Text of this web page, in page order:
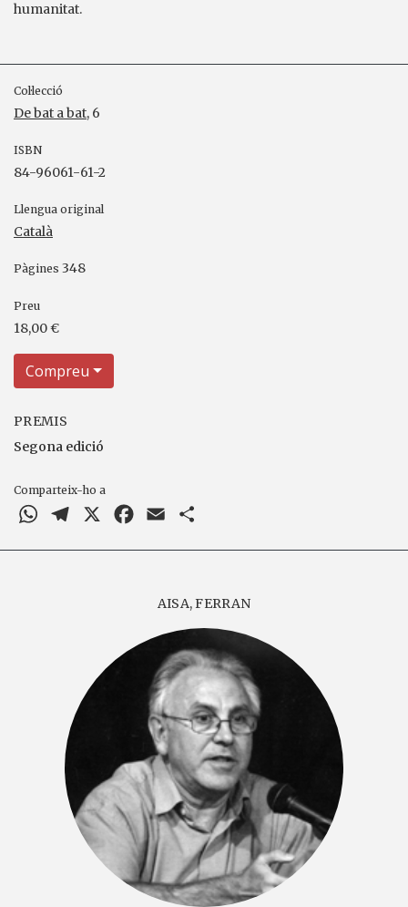
humanitat.
Col·lecció
De bat a bat, 6
ISBN
84-96061-61-2
Llengua original
Català
Pàgines 348
Preu
18,00 €
Compreu
PREMIS
Segona edició
Comparteix-ho a
WhatsAppTelegram Facebook
Email
AISA, FERRAN